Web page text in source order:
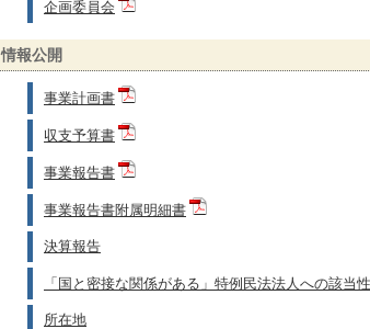
企画委員会
情報公開
事業計画書
収支予算書
事業報告書
事業報告書附属明細書
決算報告
「国と密接な関係がある」特例民法法人への該当
所在地